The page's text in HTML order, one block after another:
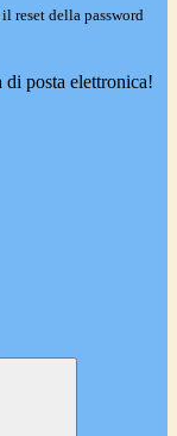
reset della password
posta elettronica!